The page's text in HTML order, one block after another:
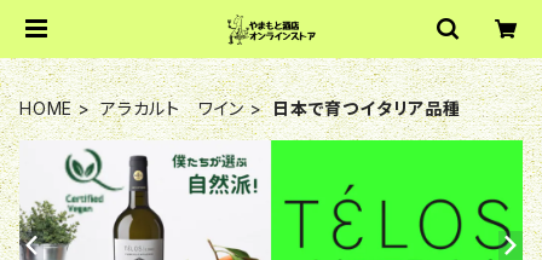
HOME アラカルト ワイン 日本で育つイタリア品種